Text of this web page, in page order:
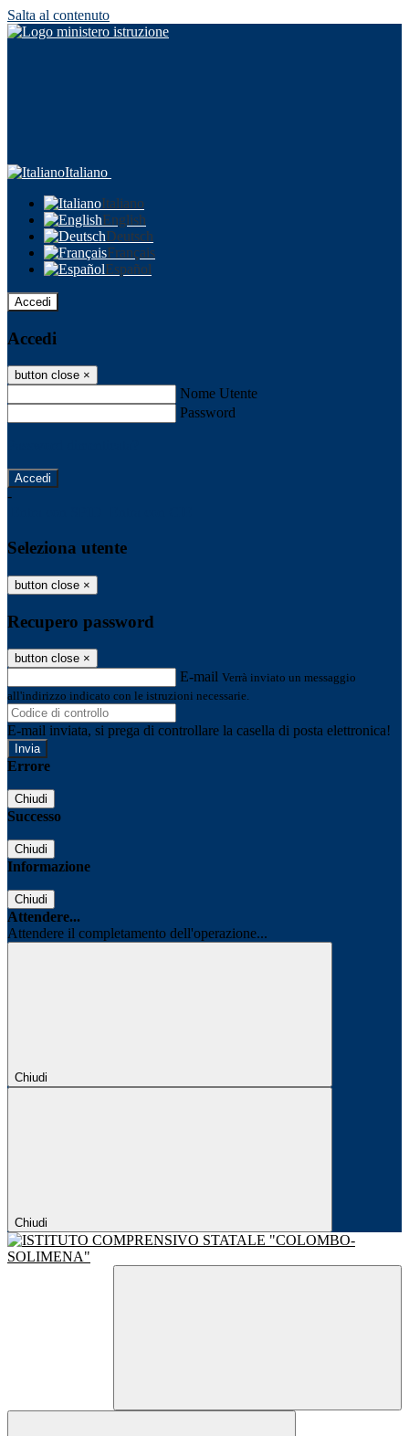
Salta al contenuto
Italiano
Italiano
English
Deutsch
Français
Español
Accedi
Accedi
button close ×
Nome Utente
Password
-
Seleziona utente
button close ×
Recupero password
button close ×
E-mail Verrà inviato un messaggio
all'indirizzo indicato con le istruzioni necessarie.
E-mail inviata, si prega di controllare la casella di posta elettronica!
Errore
Chiudi
Successo
Chiudi
Informazione
Chiudi
Attendere...
Attendere il completamento dell'operazione...
Chiudi
Chiudi